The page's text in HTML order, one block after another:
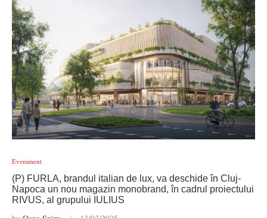
Eveniment
(P) FURLA, brandul italian de lux, va deschide în Cluj-
Napoca un nou magazin monobrand, în cadrul proiectului
RIVUS, al grupului IULIUS